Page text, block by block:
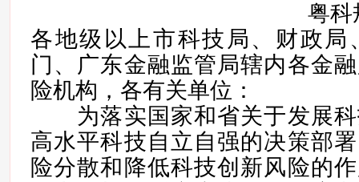
粤科
各地级以上市科技局、财政局
门、广东金融监管局辖内各金
险机构，各有关单位：
为落实国家和省关于发展科
高水平科技自立自强的决策部
险分散和降低科技创新风险的